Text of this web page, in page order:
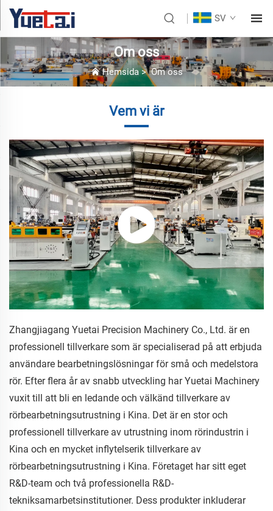
SV
Om oss
Hemsida>Om oss
Vem vi är
Zhangjiagang Yuetai Precision Machinery Co., Ltd. är en
professionell tillverkare som är specialiserad på att erbjuda
användare bearbetningslösningar för små och medelstora
rör. Efter flera år av snabb utveckling har Yuetai Machinery
vuxit till att bli en ledande och välkänd tillverkare av
rörbearbetningsutrustning i Kina. Det är en stor och
professionell tillverkare av utrustning inom rörindustrin i
Kina och en mycket inflytelserik tillverkare av
rörbearbetningsutrustning i Kina. Företaget har sitt eget
R&D-team och två professionella R&D-
tekniksamarbetsinstitutioner. Dess produkter inkluderar